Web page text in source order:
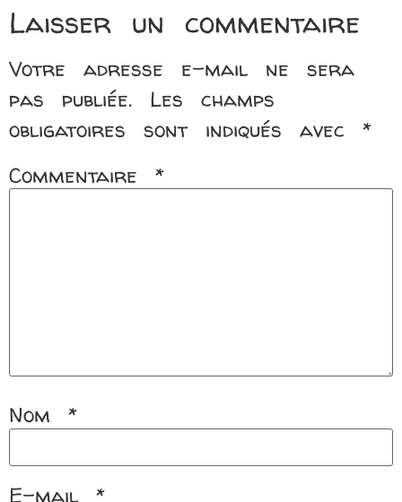
Laisser un commentaire
Votre adresse e-mail ne sera
pas publiée.
Les champs
obligatoires sont indiqués avec *
Commentaire *
Nom *
E-mail *